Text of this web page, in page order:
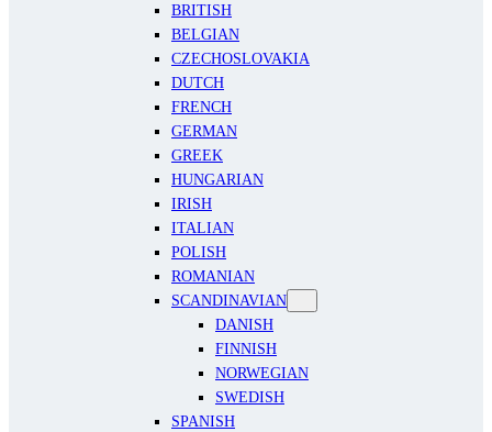
BRITISH
BELGIAN
CZECHOSLOVAKIA
DUTCH
FRENCH
GERMAN
GREEK
HUNGARIAN
IRISH
ITALIAN
POLISH
ROMANIAN
SCANDINAVIAN
DANISH
FINNISH
NORWEGIAN
SWEDISH
SPANISH